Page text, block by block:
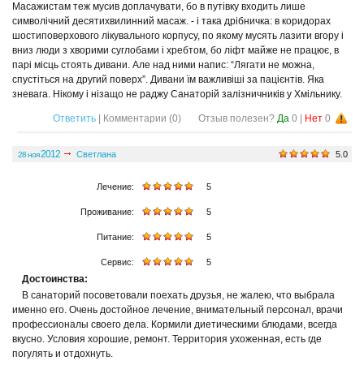
Масажистам теж мусив доплачувати, бо в путівку входить лише
символічний десятихвилинний масаж. - і така дрібничка: в коридорах
шостиповерхового лікувального корпусу, по якому мусять лазити вгору і
вниз люди з хворими суглобами і хребтом, бо ліфт майже не працює, в
парі місць стоять дивани. Але над ними напис: “Лягати не можна,
спустіться на другий поверх”. Дивани їм важливіші за пацієнтів. Яка
зневага. Нікому і нізащо не раджу Санаторій залізничників у Хмільнику.
Ответить | Комментарии (0) Отзыв полезен? Да 0 Нет 0
28 ноя2012 Светлана
5.0
5
Лечение:
5
Проживание:
5
Питание:
5
Сервис:
Достоинства:
В санаторий посоветовали поехать друзья, не жалею, что выбрала
именно его. Очень достойное лечение, внимательный персонал, врачи
профессионалы своего дела. Кормили диетическими блюдами, всегда
вкусно. Условия хорошие, ремонт. Территория ухоженная, есть где
погулять и отдохнуть.